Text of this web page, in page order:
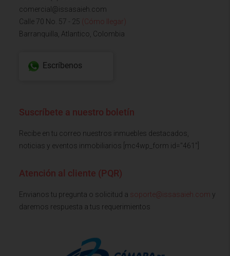
comercial@issasaieh.com
Calle 70 No. 57 - 25 (Cómo llegar)
Barranquilla, Atlantico, Colombia
Escríbenos
Suscríbete a nuestro boletín
Recibe en tu correo nuestros inmuebles destacados,
noticias y eventos inmobiliarios [mc4wp_form id="461"]
Atención al cliente (PQR)
Envianos tu pregunta o solicitud a soporte@issasaieh.com y
daremos respuesta a tus requerimientos